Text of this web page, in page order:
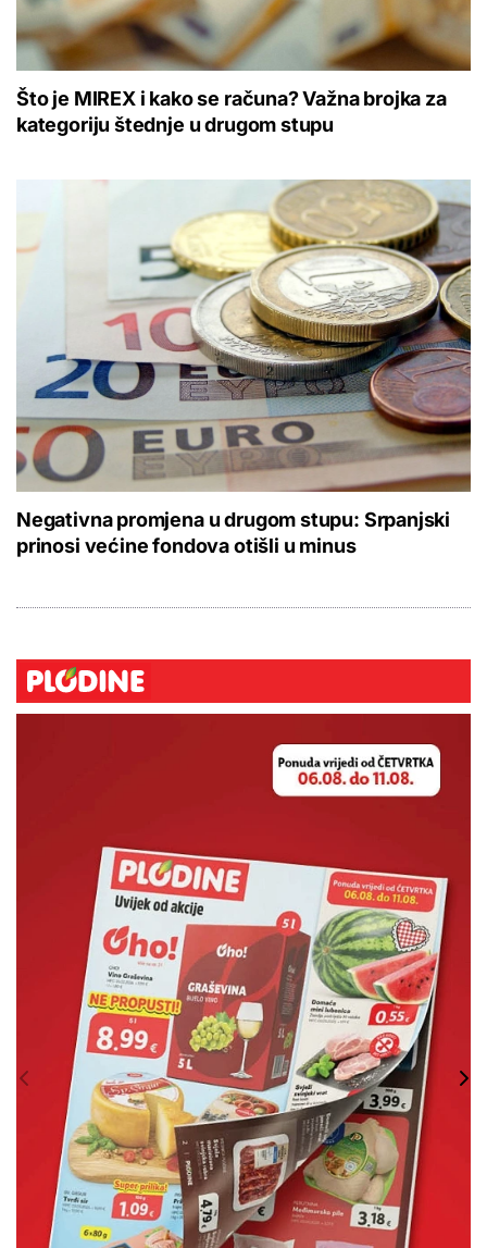
Što je MIREX i kako se računa? Važna brojka za
kategoriju štednje u drugom stupu
Negativna promjena u drugom stupu: Srpanjski
prinosi većine fondova otišli u minus